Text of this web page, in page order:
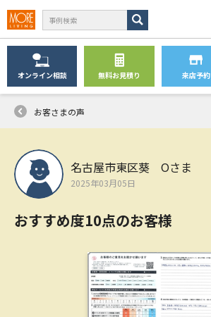
オンライン相談 無料お見積り 来店予約
お客さまの声
名古屋市東区葵 Oさま
2025年03月05日
おすすめ度10点のお客様